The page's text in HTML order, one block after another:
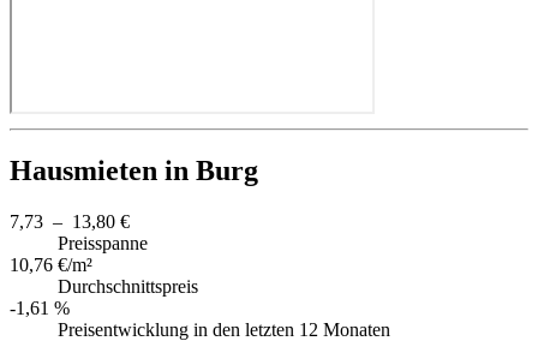
Hausmieten in Burg
7,73 – 13,80 €
Preisspanne
10,76 €/m²
Durchschnittspreis
-1,61 %
Preisentwicklung in den letzten 12 Monaten